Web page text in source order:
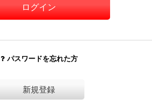
ログイン
パスワードを忘れた方
新規登録